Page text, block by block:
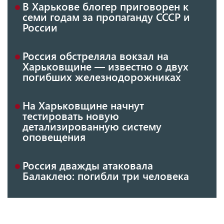
В Харькове блогер приговорен к
семи годам за пропаганду СССР и
России
Россия обстреляла вокзал на
Харьковщине — известно о двух
погибших железнодорожниках
На Харьковщине начнут
тестировать новую
детализированную систему
оповещения
Россия дважды атаковала
Балаклею: погибли три человека